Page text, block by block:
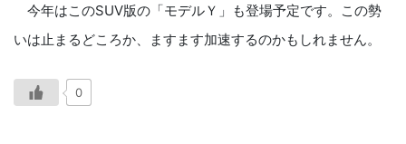
今年はこのSUV版の「モデルＹ」も登場予定です。この勢
いは止まるどころか、ますます加速するのかもしれません。
0